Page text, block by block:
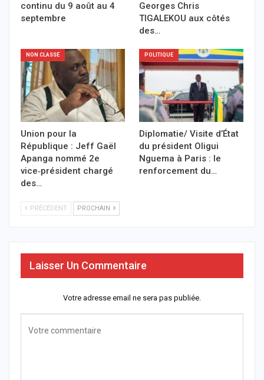
continu du 9 août au 4
septembre
Georges Chris
TIGALEKOU aux côtés
des…
NON CLASSÉ
Union pour la
République : Jeff Gaël
Apanga nommé 2e
vice‑président chargé
des…
POLITIQUE
Diplomatie/ Visite d’État
du président Oligui
Nguema à Paris : le
renforcement du…
PRÉCÉDENT PROCHAIN
Laisser Un Commentaire
Votre adresse email ne sera pas publiée.